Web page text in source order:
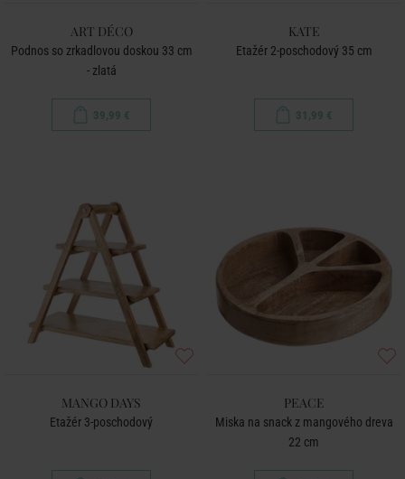
ART DÉCO
Podnos so zrkadlovou doskou 33 cm
- zlatá
39,99 €
KATE
Etažér 2-poschodový 35 cm
31,99 €
MANGO DAYS
Etažér 3-poschodový
PEACE
Miska na snack z mangového dreva
22 cm